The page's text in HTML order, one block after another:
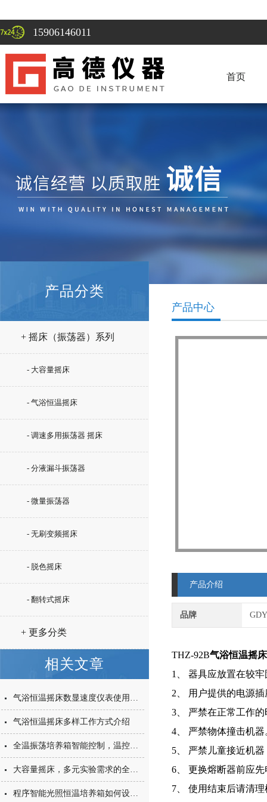
15906146011
首页
产品分类
+ 摇床（振荡器）系列
- 大容量摇床
- 气浴恒温摇床
- 调速多用振荡器 摇床
- 分液漏斗振荡器
- 微量振荡器
- 无刷变频摇床
- 脱色摇床
- 翻转式摇床
+ 更多分类
相关文章
气浴恒温摇床数显速度仪表使用方法
气浴恒温摇床多样工作方式介绍
全温振荡培养箱智能控制，温控故障排除简单
大容量摇床，多元实验需求的全方位满足与日常维护指南
程序智能光照恒温培养箱如何设置温度与时间
产品中心
产品介绍
品牌
THZ-92B气浴恒温摇床
1、 器具应放置在较
2、 用户提供的电源
3、 严禁在正常工作
4、 严禁物体撞击机
5、 严禁儿童接近机
6、 更换熔断器前应
7、 使用结束后请清